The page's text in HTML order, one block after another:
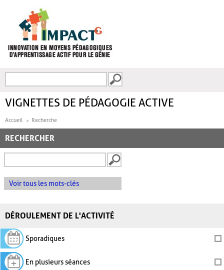
FORMULAIRE DE
VIGNETTES DE PÉDAGOGIE ACTIVE
Accueil Recherche
RECHERCHER
Voir tous les mots-clés
DÉROULEMENT DE L'ACTIVITÉ
Sporadiques
En plusieurs séances